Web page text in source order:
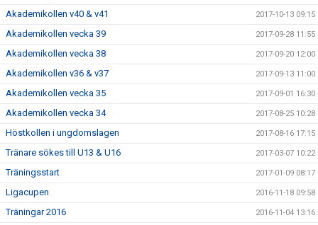
Akademikollen v40 & v41 2017-10-13 09:15
Akademikollen vecka 39 2017-09-28 11:55
Akademikollen vecka 38 2017-09-20 12:00
Akademikollen v36 & v37 2017-09-13 11:00
Akademikollen vecka 35 2017-09-01 16:30
Akademikollen vecka 34 2017-08-25 10:28
Höstkollen i ungdomslagen 2017-08-16 17:15
Tränare sökes till U13 & U16 2017-03-07 10:22
Träningsstart 2017-01-09 08:17
Ligacupen 2016-11-18 09:58
Träningar 2016 2016-11-04 13:16